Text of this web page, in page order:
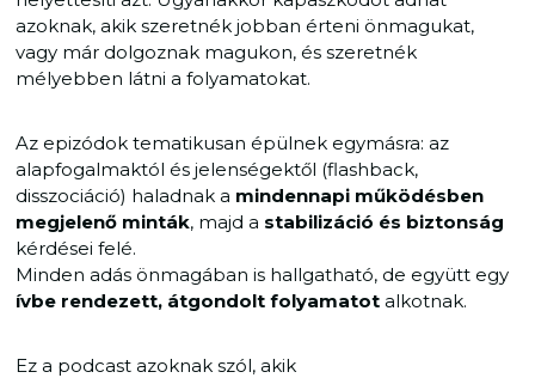
azoknak, akik szeretnék jobban érteni önmagukat,
vagy már dolgoznak magukon, és szeretnék
mélyebben látni a folyamatokat.
Az epizódok tematikusan épülnek egymásra: az
alapfogalmaktól és jelenségektől (flashback,
disszociáció) haladnak a mindennapi működésben
megjelenő minták, majd a stabilizáció és biztonság
kérdései felé.
Minden adás önmagában is hallgatható, de együtt egy
ívbe rendezett, átgondolt folyamatotalkotnak.
Ez a podcast azoknak szól, akik